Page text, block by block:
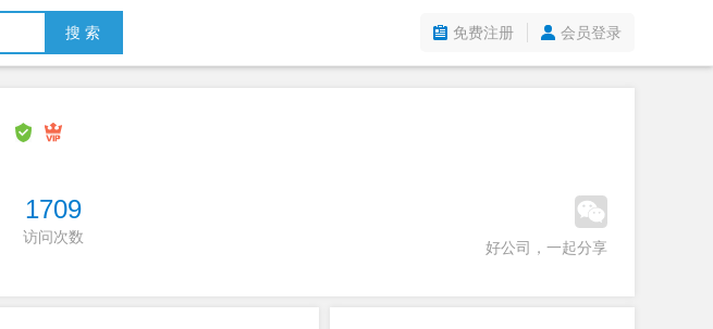
搜 索 免费注册 会员登录
1709
访问次数
好公司，一起分享